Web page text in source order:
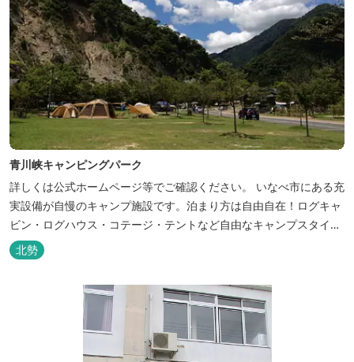
青川峡キャンピングパーク
詳しくは公式ホームページ等でご確認ください。 いなべ市にある充
実設備が自慢のキャンプ施設です。泊まり方は自由自在！ログキャ
ビン・ログハウス・コテージ・テントなど自由なキャンプスタイル
が楽しめます。屋根付きの炭火焼ハウスがありますので、雨や風の
日も快適にバーベキューをお楽しみいただけます。日帰り利用、団
ィールドもございま...
北勢